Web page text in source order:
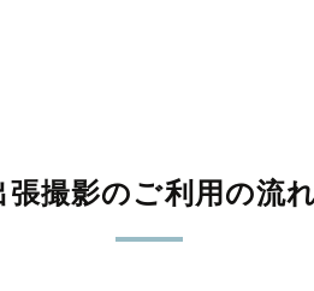
張撮影のご利用の流